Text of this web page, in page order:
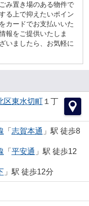
み置き場のある物件で
る上で抑えたいポイン
カードでお支払いいた
報をご提供いたしま
いましたら、お気軽に
区東水切町１丁
「 志賀本通 」駅 徒歩8
「 平安通 」駅 徒歩12
」駅 徒歩12分